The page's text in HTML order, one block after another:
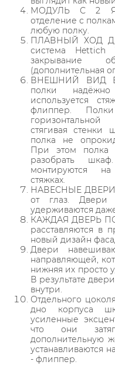
МОДУЛЬ С 2
отделение с
любую полку.
ПЛАВНЫЙ ХОД
система
закрывание
(дополнительная
ВНЕШНИЙ ВИД
полки
используется
флиппер.
стягивая стенки
полка не
При этом полка
разобрать
монтируются
стяжках.
НАВЕСНЫЕ ДВЕРИ.
от глаз. Двери
удерживаются
КАЖДАЯ ДВЕРЬ
расставляются в
новый дизайн
Двери
направляющей,
нижняя их просто
В результате
внутри.
Отдельного
дно корпуса
усиленные
что они
дополнительную
устанавливаются
- флиппер.